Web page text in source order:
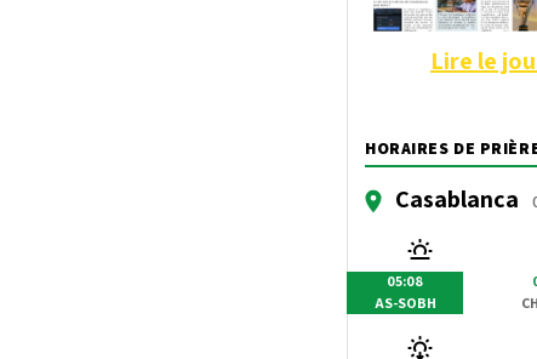
Lire le
HORAIRES DE
Casablanca
05:08
AS-SOBH